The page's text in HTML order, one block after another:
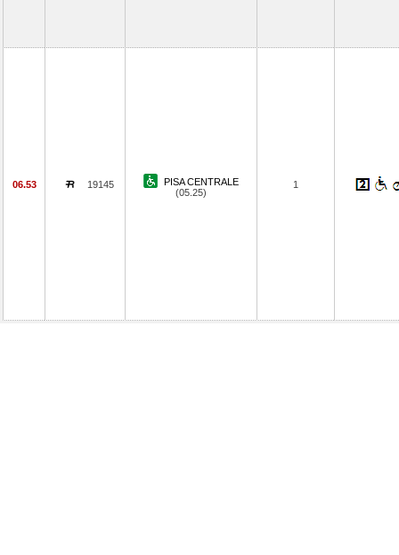
06.53 19145
PISA CENTRALE
(05.25)
1